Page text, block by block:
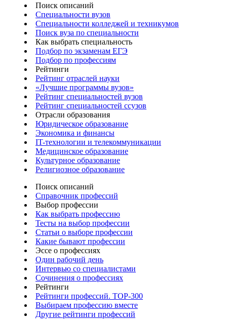
Поиск описаний
Специальности вузов
Специальности колледжей и техникумов
Поиск вуза по специальности
Как выбрать специальность
Подбор по экзаменам ЕГЭ
Подбор по профессиям
Рейтинги
Рейтинг отраслей науки
«Лучшие программы вузов»
Рейтинг специальностей вузов
Рейтинг специальностей ссузов
Отрасли образования
Юридическое образование
Экономика и финансы
IT-технологии и телекоммуникации
Медицинское образование
Культурное образование
Религиозное образование
Поиск описаний
Справочник профессий
Выбор профессии
Как выбрать профессию
Тесты на выбор профессии
Статьи о выборе профессии
Какие бывают профессии
Эссе о профессиях
Один рабочий день
Интервью со специалистами
Сочинения о профессиях
Рейтинги
Рейтинги профессий. TOP-300
Выбираем профессию вместе
Другие рейтинги профессий